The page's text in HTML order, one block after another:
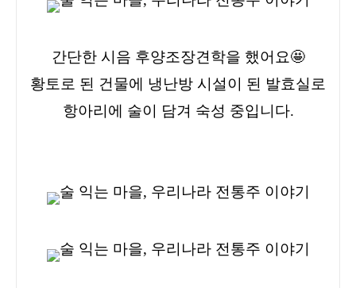
간단한 시음 후양조장견학을 했어요🤩
황토로 된 건물에 냉난방 시설이 된 발효실로
항아리에 술이 담겨 숙성 중입니다.